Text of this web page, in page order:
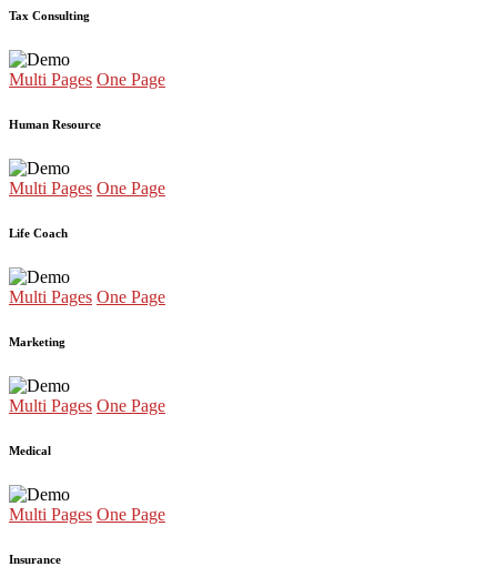
Tax Consulting
Multi Pages One Page
Human Resource
Multi Pages One Page
Life Coach
Multi Pages One Page
Marketing
Multi Pages One Page
Medical
Multi Pages One Page
Insurance